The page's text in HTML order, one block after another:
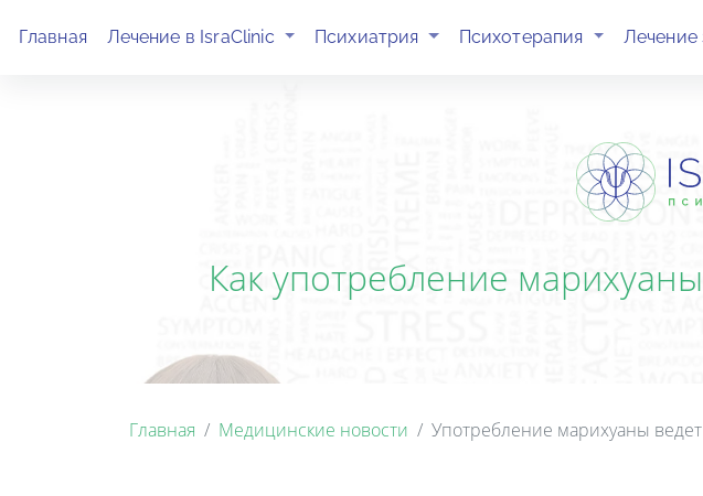
Главная Лечение в IsraClinic (current)Психиатрия (current)Психотерапия (current)Лечение
Как употребление
Главная Медицинские новости Употребление марихуаны